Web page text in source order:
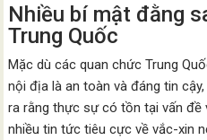
Nhiều bí mật đằng
Trung Quốc
Mặc dù các quan chức Trung
nội địa là an toàn và đáng tin
ra rằng thực sự có tồn tại vấn đề
nhiều tin tức tiêu cực về vắc-xin